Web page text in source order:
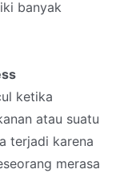
banyak
ketika
atau suatu
terjadi karena
merasa